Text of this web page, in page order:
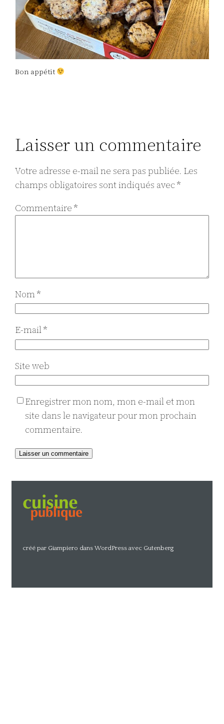
Bon appétit
Laisser un commentaire
Votre adresse e-mail ne sera pas publiée. Les
champs obligatoires sont indiqués avec*
Commentaire*
Nom*
E-mail*
Site web
Enregistrer mon nom, mon e-mail et mon
site dans le navigateur pour mon prochain
commentaire.
créé par Giampiero dans WordPress avec Gutenberg